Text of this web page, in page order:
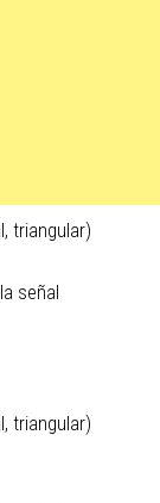
triangular)
señal
triangular)